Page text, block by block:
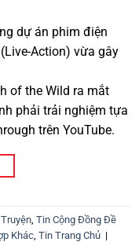
dự án phim điện
Action) vừa gây
of the Wild ra mắt
phải trải nghiệm tựa
trên YouTube.
Tin Cộng Đồng Đề
Khác Tin Trang Chủ |